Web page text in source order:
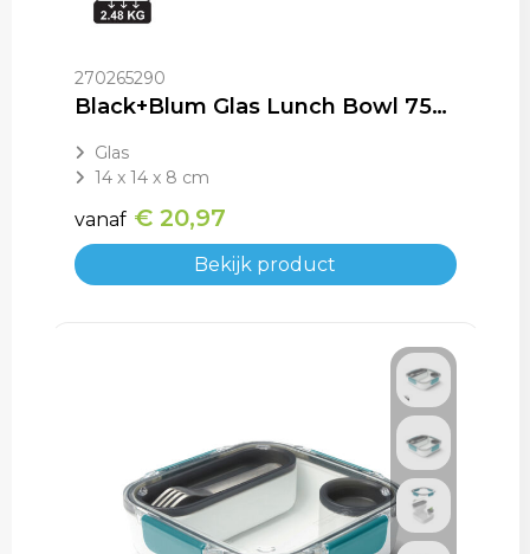
270265290
Black+Blum Glas Lunch Bowl 750ml
Glas
14 x 14 x 8 cm
vanaf € 20,97
Bekijk product